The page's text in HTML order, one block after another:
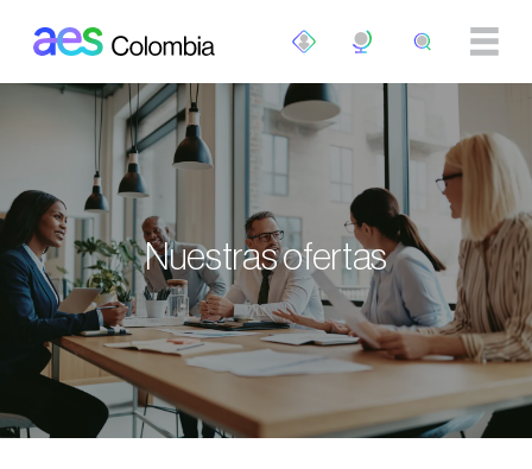
Nuestras ofertas